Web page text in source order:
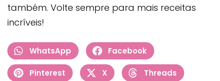
também. Volte sempre para mais receitas
incríveis!
WhatsApp Facebook
Pinterest X Threads